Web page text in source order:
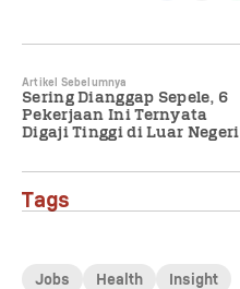
Artikel Sebelumnya
Sering Dianggap Sepele, 6
Pekerjaan Ini Ternyata
Digaji Tinggi di Luar Negeri
Tags
Jobs Health Insight